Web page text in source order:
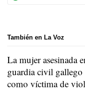
También en La Voz
La mujer asesinada
guardia civil gallego
como víctima de